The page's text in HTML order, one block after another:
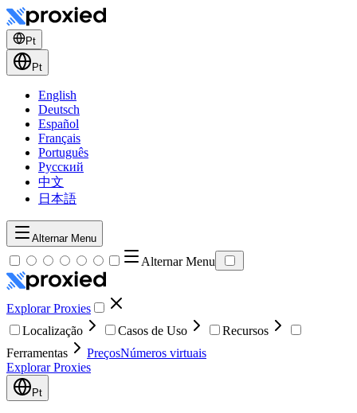
Pt
Pt
English
Deutsch
Español
Français
Português
Русский
中文
日本語
Alternar Menu
Alternar Menu
Explorar Proxies
Localização
Casos de Uso
Recursos
Ferramentas
PreçosNúmeros virtuais
Explorar Proxies
Pt